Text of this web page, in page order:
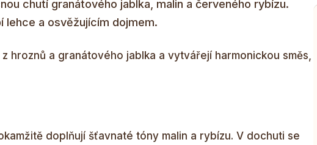
chutí granátového jablka, malin a červeného rybízu.
lehce a osvěžujícím dojmem.
a granátového jablka a vytvářejí harmonickou směs,
doplňují šťavnaté tóny malin a rybízu. V dochuti se